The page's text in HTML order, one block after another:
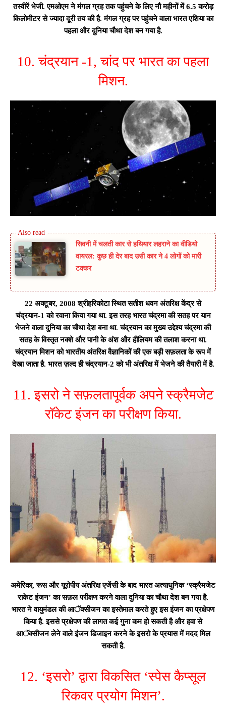
तस्वीरें भेजी. एमओएम ने मंगल ग्रह तक पहुंचने के लिए नौ महीनों में 6.5 करोड़
किलोमीटर से ज्यादा दूरी तय की है. मंगल ग्रह पर पहुंचने वाला भारत एशिया का
पहला और दुनिया चौथा देश बन गया है.
10. चंद्रयान -1, चांद पर भारत का पहला
मिशन.
सिवनी में चलती कार से हथियार लहराने का वीडियो
वायरल: कुछ ही देर बाद उसी कार ने 4 लोगों को मारी
टक्कर
22 अक्टूबर, 2008 श्रीहरिकोटा स्थित सतीश धवन अंतरिक्ष केंद्र से
चंद्रयान-1 को रवाना किया गया था. इस तरह भारत चंद्रमा की सतह पर यान
भेजने वाला दुनिया का चौथा देश बना था. चंद्रयान का मुख्य उद्देश्य चंद्रमा की
सतह के विस्तृत नक्शे और पानी के अंश और हीलियम की तलाश करना था.
चंद्रयान मिशन को भारतीय अंतरिक्ष वैज्ञानिकों की एक बड़ी सफ़लता के रूप में
देखा जाता है. भारत ज़ल्द ही चंद्रयान-2 को भी अंतरिक्ष में भेजने की तैयारी में है.
11. इसरो ने सफ़लतापूर्वक अपने स्क्रैमजेट
रॉकेट इंजन का परीक्षण किया.
अमेरिका, रूस और यूरोपीय अंतरिक्ष एजेंसी के बाद भारत अत्याधुनिक ‘स्क्रैमजेट
राकेट इंजन’ का सफ़ल परीक्षण करने वाला दुनिया का चौथा देश बन गया है.
भारत ने वायुमंडल की आॅक्सीजन का इस्तेमाल करते हुए इस इंजन का प्रक्षेपण
किया है. इससे प्रक्षेपण की लागत कई गुना कम हो सकती है और हवा से
आॅक्सीजन लेने वाले इंजन डिजाइन करने के इसरो के प्रयास में मदद मिल
सकती है.
12. ‘इसरो’ द्वारा विकसित ‘स्पेस कैप्सूल
रिकवर प्रयोग मिशन’.